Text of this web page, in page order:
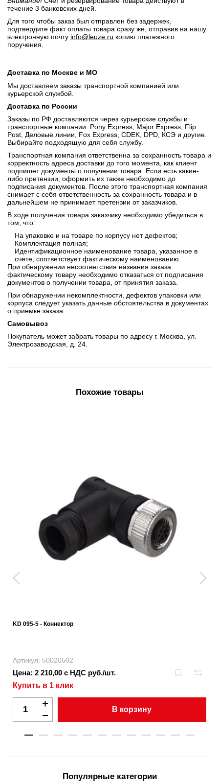
течение 3 банковских дней.
Для того чтобы заказ был отправлен без задержек,
подтвердите факт оплаты товара сразу же, отправив на нашу
электронную почту info@leuze.ru копию платежного
поручения.
Доставка по Москве и МО
Мы доставляем заказы транспортной компанией или
курьерской службой.
Доставка по России
Заказы по РФ доставляются через курьерские службы и
транспортные компании: Pony Express, Major Express, Flip
Post, Деловые линии, Fox Express, CDEK, DPD, КСЭ и другие.
Выбирайте подходящую для себя службу.
Транспортная компания ответственна за сохранность товара и
корректность адреса доставки до того момента, как клиент
подпишет документы о получении товара. Если есть какие-
либо претензии, оформить их также необходимо до
подписания документов. После этого транспортная компания
снимает с себя ответственность за сохранность товара и в
дальнейшем не принимает претензии от заказчиков.
В ходе получения товара заказчику необходимо убедиться в
том, что:
На упаковке и на товаре по корпусу нет дефектов;
Комплектация полная;
Идентификационное наименование товара, указанное в
счете, соответствует фактическому наименованию.
При обнаружении несоответствия названия заказа
фактическому товару необходимо отказаться от подписания
документов о получении товара, от принятия заказа.
При обнаружении некомплектности, дефектов упаковки или
корпуса следует указать данные обстоятельства в документах
о приемке заказа.
Самовывоз
Покупатель может забрать товары по адресу г. Москва, ул.
Электрозаводская, д. 24.
Похожие товары
KD 095-5 - Коннектор
Артикул: 50020502
Цена: 2 210,00 с НДС руб./шт.
Купить в 1 клик
В корзину
Популярные категории